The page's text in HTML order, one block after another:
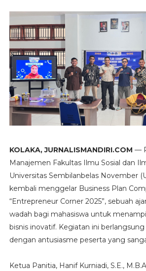
KOLAKA, JURNALISMANDIRI.COM —
Manajemen Fakultas Ilmu Sosial dan
Universitas Sembilanbelas November
kembali menggelar Business Plan
“Entrepreneur Corner 2025”, sebuah
wadah bagi mahasiswa untuk
bisnis inovatif. Kegiatan ini
dengan antusiasme peserta yang
Ketua Panitia, Hanif Kurniadi, S.E.,